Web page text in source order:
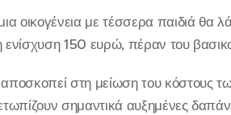
οικογένεια με τέσσερα παιδιά θα
ενίσχυση 150 ευρώ, πέραν του
στη μείωση του κόστους
σημαντικά αυξημένες